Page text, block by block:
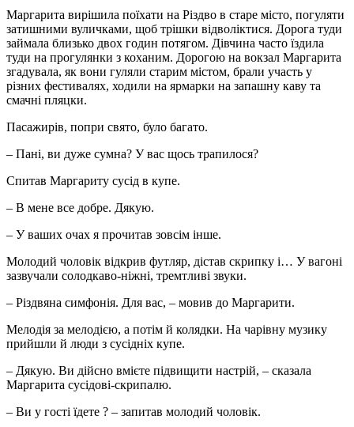
Маргарита вирішила поїхати на Різдво в старе місто, погуляти
затишними вуличками, щоб трішки відволіктися. Дорога туди
займала близько двох годин потягом. Дівчина часто їздила
туди на прогулянки з коханим. Дорогою на вокзал Маргарита
згадувала, як вони гуляли старим містом, брали участь у
різних фестивалях, ходили на ярмарки на запашну каву та
смачні пляцки.
Пасажирів, попри свято, було багато.
– Пані, ви дуже сумна? У вас щось трапилося?
Спитав Маргариту сусід в купе.
– В мене все добре. Дякую.
– У ваших очах я прочитав зовсім інше.
Молодий чоловік відкрив футляр, дістав скрипку і… У вагоні
зазвучали солодкаво-ніжні, тремтливі звуки.
– Різдвяна симфонія. Для вас, – мовив до Маргарити.
Мелодія за мелодією, а потім й колядки. На чарівну музику
прийшли й люди з сусідніх купе.
– Дякую. Ви дійсно вмієте підвищити настрій, – сказала
Маргарита сусідові-скрипалю.
– Ви у гості їдете ? – запитав молодий чоловік.